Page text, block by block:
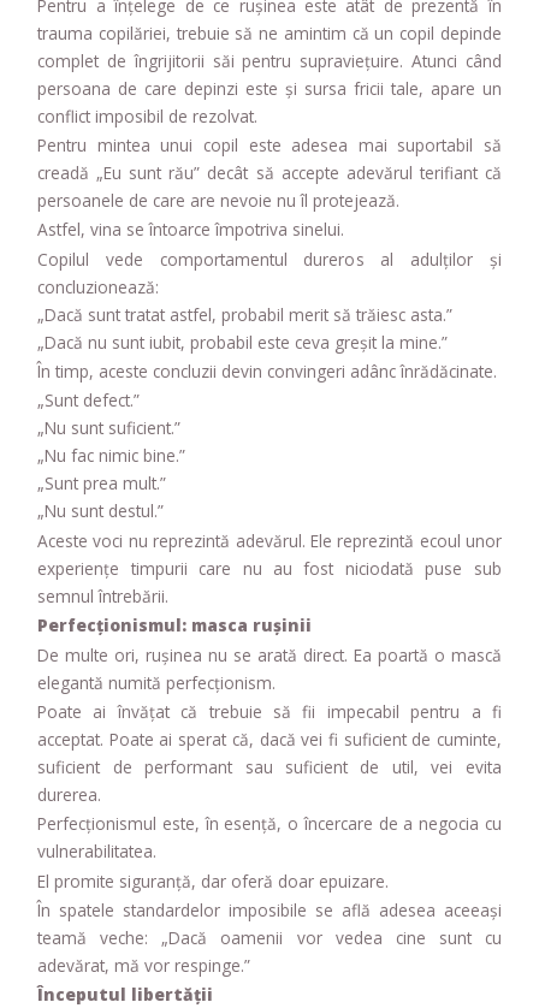
Pentru a înțelege de ce rușinea este atât de prezentă în
trauma copilăriei, trebuie să ne amintim că un copil depinde
complet de îngrijitorii săi pentru supraviețuire. Atunci când
persoana de care depinzi este și sursa fricii tale, apare un
conflict imposibil de rezolvat.
Pentru mintea unui copil este adesea mai suportabil să
creadă „Eu sunt rău” decât să accepte adevărul terifiant că
persoanele de care are nevoie nu îl protejează.
Astfel, vina se întoarce împotriva sinelui.
Copilul vede comportamentul dureros al adulților și
concluzionează:
„Dacă sunt tratat astfel, probabil merit să trăiesc asta.”
„Dacă nu sunt iubit, probabil este ceva greșit la mine.”
În timp, aceste concluzii devin convingeri adânc înrădăcinate.
„Sunt defect.”
„Nu sunt suficient.”
„Nu fac nimic bine.”
„Sunt prea mult.”
„Nu sunt destul.”
Aceste voci nu reprezintă adevărul. Ele reprezintă ecoul unor
experiențe timpurii care nu au fost niciodată puse sub
semnul întrebării.
Perfecționismul: masca rușinii
De multe ori, rușinea nu se arată direct. Ea poartă o mască
elegantă numită perfecționism.
Poate ai învățat că trebuie să fii impecabil pentru a fi
acceptat. Poate ai sperat că, dacă vei fi suficient de cuminte,
suficient de performant sau suficient de util, vei evita
durerea.
Perfecționismul este, în esență, o încercare de a negocia cu
vulnerabilitatea.
El promite siguranță, dar oferă doar epuizare.
În spatele standardelor imposibile se află adesea aceeași
teamă veche: „Dacă oamenii vor vedea cine sunt cu
adevărat, mă vor respinge.”
Începutul libertății